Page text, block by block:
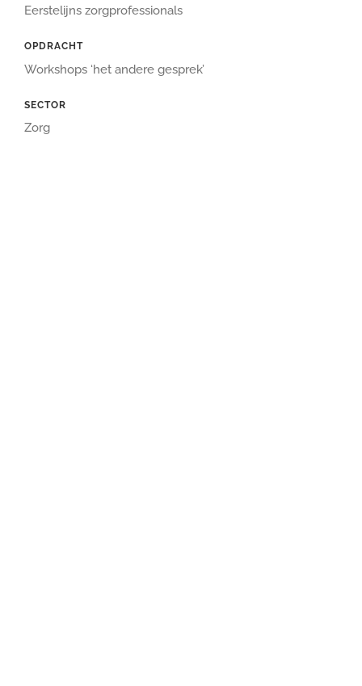
Eerstelijns zorgprofessionals
OPDRACHT
Workshops ‘het andere gesprek’
SECTOR
Zorg